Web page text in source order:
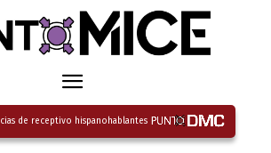
de receptivo hispanohablantes